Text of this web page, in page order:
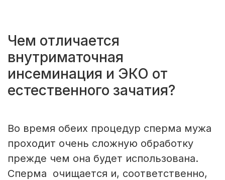
Чем отличается
внутриматочная
инсеминация и ЭКО от
естественного зачатия?
Во время обеих процедур сперма мужа
проходит очень сложную обработку
прежде чем она будет использована.
Сперма очищается и, соответственно,